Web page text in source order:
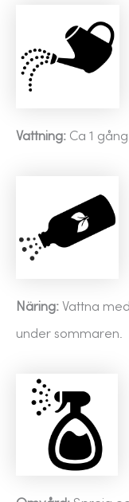
Vattning: Ca 1
Näring:Vattna
under sommaren.